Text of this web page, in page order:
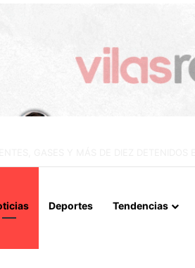
Deportes Tendencias